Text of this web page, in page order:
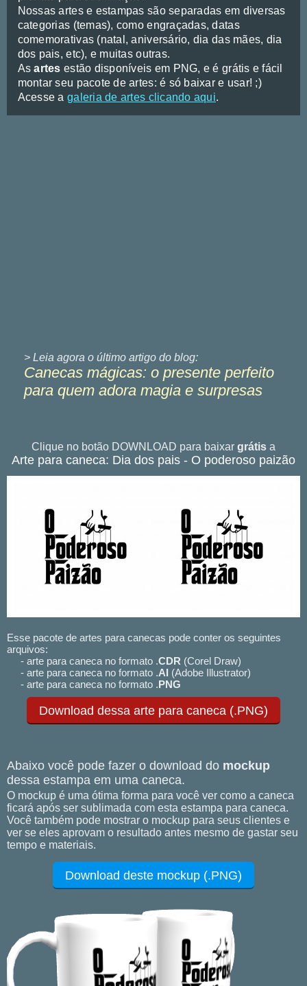
Nossas artes e estampas são separadas em diversas
categorias (temas), como engraçadas, datas
comemorativas (natal, aniversário, dia das mães, dia
dos pais, etc), e muitas outras.
Asartes estão disponíveis em PNG, e é grátis e fácil
montar seu pacote de artes: é só baixar e usar! ;)
Acesse a galeria de artes clicando aqui.
> Leia agora o último artigo do blog:
Canecas mágicas: o presente perfeito
para quem adora magia e surpresas
Clique no botão DOWNLOAD para baixar grátis a
Arte para caneca: Dia dos pais - O poderoso paizão
Esse pacote de artes para canecas pode conter os seguintes
arquivos:
- arte para caneca no formato .CDR (Corel Draw)
- arte para caneca no formato .AI (Adobe Illustrator)
- arte para caneca no formato .PNG
Download dessa arte para caneca (.PNG)
Abaixo você pode fazer o download do mockup
dessa estampa em uma caneca.
O mockup é uma ótima forma para você ver como a caneca
ficará após ser sublimada com esta estampa para caneca.
Você também pode mostrar o mockup para seus clientes e
ver se eles aprovam o resultado antes mesmo de gastar seu
tempo e materiais.
Download deste mockup (.PNG)